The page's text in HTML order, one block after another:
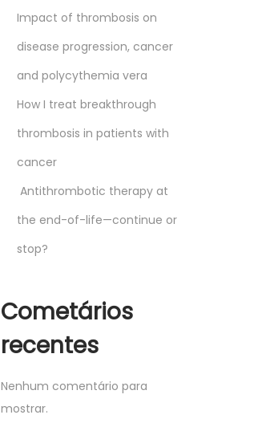
Impact of thrombosis on
disease progression, cancer
and polycythemia vera
How I treat breakthrough
thrombosis in patients with
cancer
Antithrombotic therapy at
the end-of-life—continue or
stop?
Cometários
recentes
Nenhum comentário para
mostrar.